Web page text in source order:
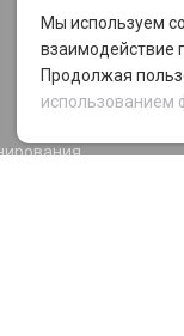
Мы используем
взаимодействие
Продолжая
использованием